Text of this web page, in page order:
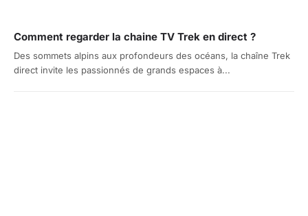
Comment regarder la chaine TV Trek en direct ?
Des sommets alpins aux profondeurs des océans, la chaîne Trek
direct invite les passionnés de grands espaces à...